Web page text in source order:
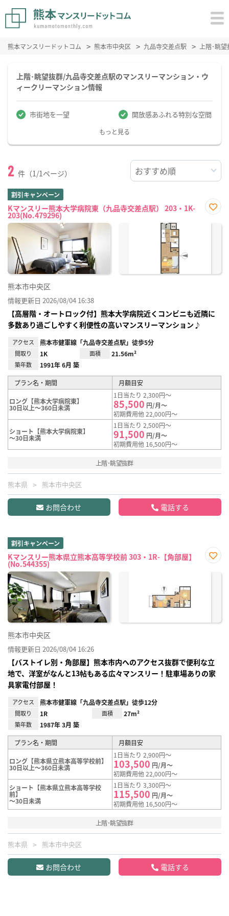
熊本マンスリードットコム 熊本市中央区 九品寺交差点駅 上階･眺
上階･眺望抜群/九品寺交差点駅のマンスリーマンション・ウ
ィークリーマンション情報
市街地を一望 開放感あふれる特別な空間
もっと見る
2 件（1/1ページ）
割引キャンペーン
Kマンスリー熊本大学病院東（九品寺交差点駅） 203・1K-
203(No.479296)
に入
熊本市中央区
情報更新日 2026/08/04 16:38
【高層階・オートロック付】熊本大学病院近くコンビニも近隣に
多数あり過ごしやすく利便性の高いマンスリーマンション♪
アクセス 熊本市健軍線「九品寺交差点駅」徒歩5分
間取り 1K 面積 21.56m²
築年数 1991年 6月 築
プラン名・期間 月額目安
ロング【熊本大学病院東】
30日以上～360日未満
1日当たり 2,300円～
85,500 円/月～
初期費用他 22,000円～
ショート【熊本大学病院東】
～30日未満
1日当たり 2,500円～
91,500 円/月～
初期費用他 16,500円～
上階･眺望抜群
熊本県 熊本市中央区
お問合わせ 電話する
割引キャンペーン
Kマンスリー熊本県立熊本高等学校前 303・1R-【角部屋】
(No.544355)
に入
熊本市中央区
情報更新日 2026/08/04 16:26
【バストイレ別・角部屋】熊本市内へのアクセス抜群で便利な立
地で、洋室がなんと13帖もある広々マンスリー！駐車場ありの家
具家電付部屋！
アクセス 熊本市健軍線「九品寺交差点駅」徒歩12分
間取り 1R 面積 27m²
築年数 1987年 3月 築
プラン名・期間 月額目安
ロング【熊本県立熊本高等学校前】
30日以上～360日未満
1日当たり 2,900円～
103,500 円/月～
初期費用他 22,000円～
ショート【熊本県立熊本高等学校
前】
～30日未満
1日当たり 3,300円～
115,500 円/月～
初期費用他 16,500円～
上階･眺望抜群
熊本県 熊本市中央区
お問合わせ 電話する